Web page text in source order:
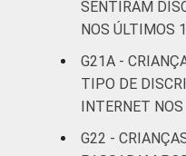
SENTIRAM
NOS ÚLTIMOS
G21A -
TIPO DE
INTERNET
G22 -